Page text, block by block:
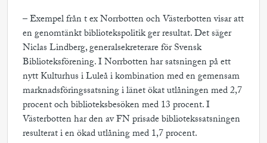
– Exempel från t ex Norrbotten och Västerbotten visar att
en genomtänkt bibliotekspolitik ger resultat. Det säger
Niclas Lindberg, generalsekreterare för Svensk
Biblioteksförening. I Norrbotten har satsningen på ett
nytt Kulturhus i Luleå i kombination med en gemensam
marknadsföringssatsning i länet ökat utlåningen med 2,7
procent och biblioteksbesöken med 13 procent. I
Västerbotten har den av FN prisade bibliotekssatsningen
resulterat i en ökad utlåning med 1,7 procent.